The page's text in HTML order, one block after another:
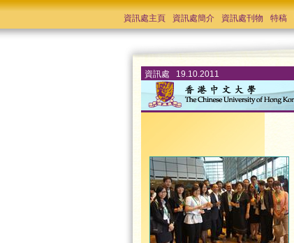
資訊處主頁 資訊處簡介 資訊處刊物 特稿
資訊處 19.10.2011